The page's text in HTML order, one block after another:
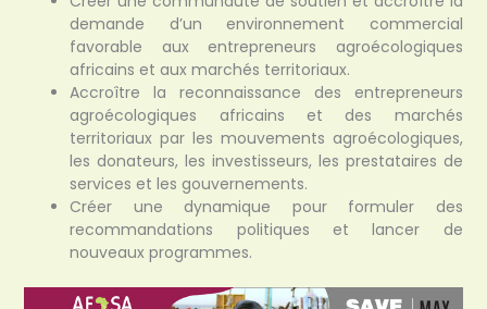
demande d’un environnement commercial
favorable aux entrepreneurs agroécologiques
africains et aux marchés territoriaux.
Accroître la reconnaissance des entrepreneurs
agroécologiques africains et des marchés
territoriaux par les mouvements agroécologiques,
les donateurs, les investisseurs, les prestataires de
services et les gouvernements.
Créer une dynamique pour formuler des
recommandations politiques et lancer de
nouveaux programmes.